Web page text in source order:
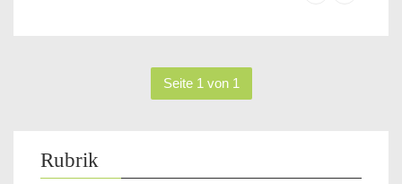
Seite 1 von 1
Rubrik